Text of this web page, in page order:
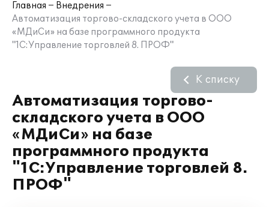
Главная
Внедрения
Автоматизация торгово-складского учета в ООО
«МДиСи» на базе программного продукта
"1С:Управление торговлей 8. ПРОФ"
Автоматизация торгово-
складского учета в ООО
«МДиСи» на базе
программного продукта
"1С:Управление торговлей 8.
ПРОФ"
К списку